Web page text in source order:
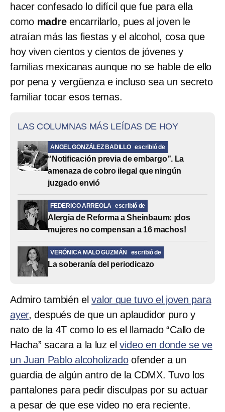
hacer confesado lo difícil que fue para ella
como madreencarrilarlo, pues al joven le
atraían más las fiestas y el alcohol, cosa que
hoy viven cientos y cientos de jóvenes y
familias mexicanas aunque no se hable de ello
por pena y vergüenza e incluso sea un secreto
familiar tocar esos temas.
LAS COLUMNAS MÁS LEÍDAS DE HOY
ANGEL GONZÁLEZ BADILLO escribió de
“Notificación previa de embargo”. La
amenaza de cobro ilegal que ningún
juzgado envió
FEDERICO ARREOLA escribió de
Alergia de Reforma a Sheinbaum: ¡dos
mujeres no compensan a 16 machos!
VERÓNICA MALO GUZMÁN escribió de
La soberanía del periodicazo
Admiro también elvalor que tuvo el joven para
ayer, después de que un aplaudidor puro y
nato de la 4T como lo es el llamado “Callo de
Hacha” sacara a la luz elvideo en donde se ve
un Juan Pablo alcoholizadoofender a un
guardia de algún antro de la CDMX. Tuvo los
pantalones para pedir disculpas por su actuar
a pesar de que ese video no era reciente.